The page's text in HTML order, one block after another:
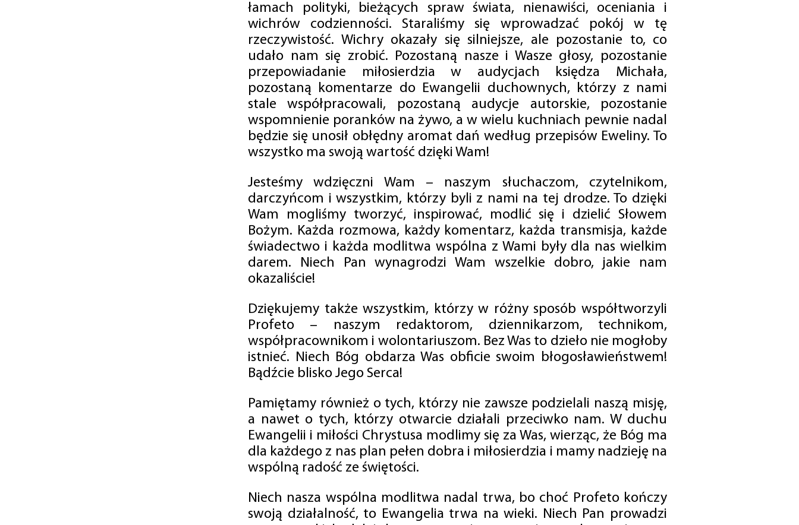
łamach polityki, bieżących spraw świata, nienawiści, oceniania i
wichrów codzienności. Staraliśmy się wprowadzać pokój w tę
rzeczywistość. Wichry okazały się silniejsze, ale pozostanie to, co
udało nam się zrobić. Pozostaną nasze i Wasze głosy, pozostanie
przepowiadanie miłosierdzia w audycjach księdza Michała,
pozostaną komentarze do Ewangelii duchownych, którzy z nami
stale współpracowali, pozostaną audycje autorskie, pozostanie
wspomnienie poranków na żywo, a w wielu kuchniach pewnie nadal
będzie się unosił obłędny aromat dań według przepisów Eweliny. To
wszystko ma swoją wartość dzięki Wam!
Jesteśmy wdzięczni Wam – naszym słuchaczom, czytelnikom,
darczyńcom i wszystkim, którzy byli z nami na tej drodze. To dzięki
Wam mogliśmy tworzyć, inspirować, modlić się i dzielić Słowem
Bożym. Każda rozmowa, każdy komentarz, każda transmisja, każde
świadectwo i każda modlitwa wspólna z Wami były dla nas wielkim
darem. Niech Pan wynagrodzi Wam wszelkie dobro, jakie nam
okazaliście!
Dziękujemy także wszystkim, którzy w różny sposób współtworzyli
Profeto – naszym redaktorom, dziennikarzom, technikom,
współpracownikom i wolontariuszom. Bez Was to dzieło nie mogłoby
istnieć. Niech Bóg obdarza Was obficie swoim błogosławieństwem!
Bądźcie blisko Jego Serca!
Pamiętamy również o tych, którzy nie zawsze podzielali naszą misję,
a nawet o tych, którzy otwarcie działali przeciwko nam. W duchu
Ewangelii i miłości Chrystusa modlimy się za Was, wierząc, że Bóg ma
dla każdego z nas plan pełen dobra i miłosierdzia i mamy nadzieję na
wspólną radość ze świętości.
Niech nasza wspólna modlitwa nadal trwa, bo choć Profeto kończy
swoją działalność, to Ewangelia trwa na wieki. Niech Pan prowadzi